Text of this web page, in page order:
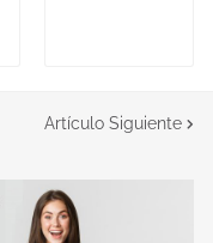
Artículo Siguiente